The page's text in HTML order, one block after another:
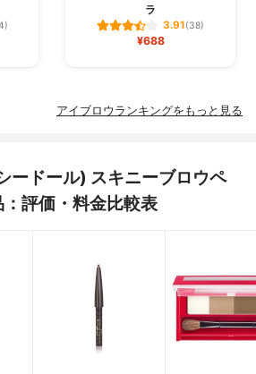
ラ
3.91(38)
¥688
アイブロウランキングをもっと見る
ードール) スキニーブロウペ
評価・料金比較表